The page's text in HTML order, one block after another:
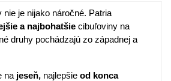
nie je nijako náročné. Patria
a najbohatšie cibuľoviny na
druhy pochádzajú zo západnej a
na jeseň, najlepšie od konca